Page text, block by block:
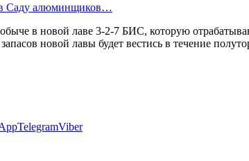
Саду алюминщиков…
в новой лаве 3-2-7 БИС, которую
новой лавы будет вестись в течение
TelegramViber